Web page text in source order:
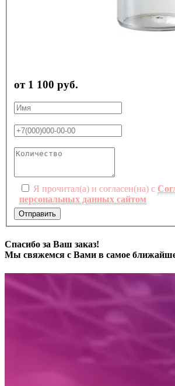
от 1 100 руб.
Я прочитал(а) и согласен(на) с
персональных данных сайтом
Отправить
Спасибо за Ваш заказ!
Мы свяжемся с Вами в самое